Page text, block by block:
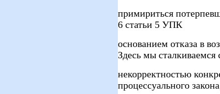
примириться
6 статьи 5 УПК
основанием отказа в
Здесь мы сталкиваемся
некорректностью
процессуального